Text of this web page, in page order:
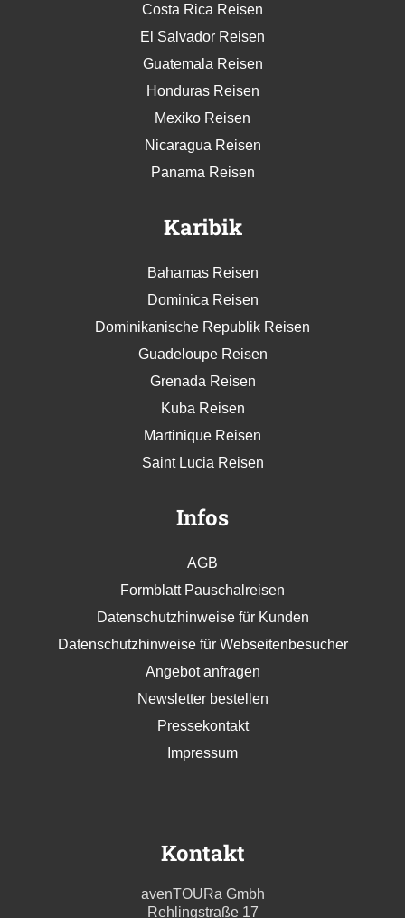
Costa Rica Reisen
El Salvador Reisen
Guatemala Reisen
Honduras Reisen
Mexiko Reisen
Nicaragua Reisen
Panama Reisen
Karibik
Bahamas Reisen
Dominica Reisen
Dominikanische Republik Reisen
Guadeloupe Reisen
Grenada Reisen
Kuba Reisen
Martinique Reisen
Saint Lucia Reisen
Infos
AGB
Formblatt Pauschalreisen
Datenschutzhinweise für Kunden
Datenschutzhinweise für Webseitenbesucher
Angebot anfragen
Newsletter bestellen
Pressekontakt
Impressum
Kontakt
avenTOURa Gmbh
Rehlingstraße 17